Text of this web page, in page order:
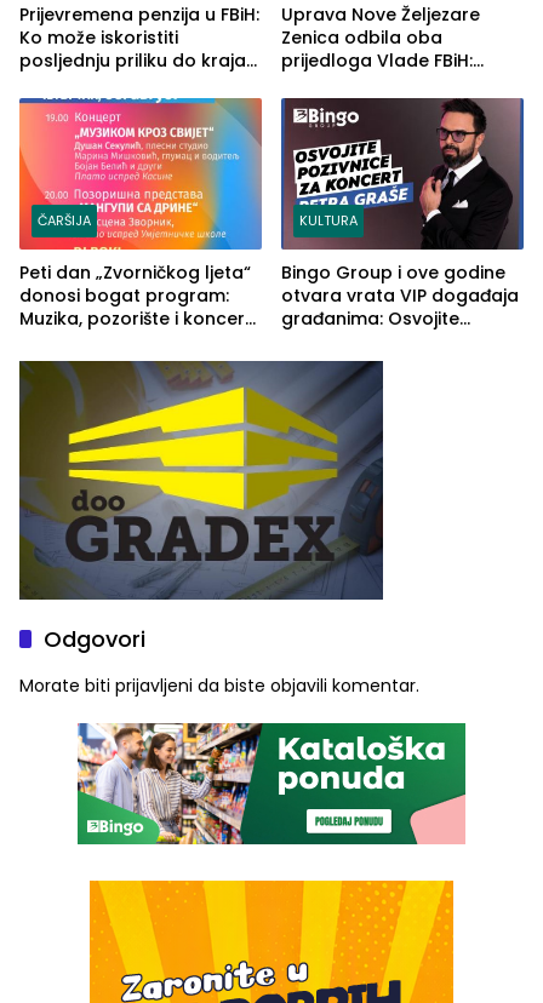
Prijevremena penzija u FBiH:
Ko može iskoristiti
posljednju priliku do kraja
Uprava Nove Željezare
Zenica odbila oba
prijedloga Vlade FBiH:
rješenje
ČARŠIJA
Peti dan „Zvorničkog ljeta“
donosi bogat program:
Muzika, pozorište i koncert
KULTURA
Bingo Group i ove godine
otvara vrata VIP događaja
građanima: Osvojite
Graše
Odgovori
Morate biti prijavljeni da biste objavili komentar.